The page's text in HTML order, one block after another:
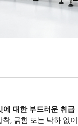
에 대한 부드러운 취급
, 긁힘 또는 낙하 없